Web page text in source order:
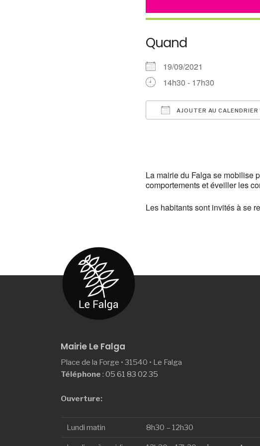
Quand
19/09/2021
14h30 - 17h30
AJOUTER AU CALENDRIER
La mairie du Falga se mobilise
comportements et éveiller les
Les habitants sont invités à se
Mairie Le Falga
Place de la Forge • 31540 • Le Falga
Téléphone : 05 61 83 02 35
Ouverture:
Lundi matin 8h30 – 12h30